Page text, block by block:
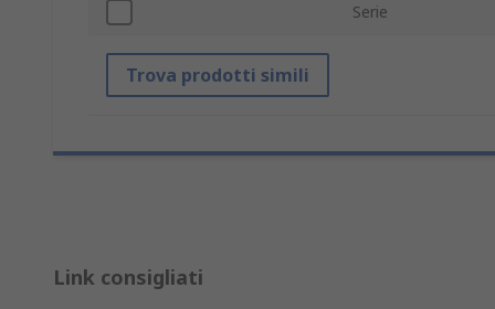
Serie
Trova prodotti simili
Link consigliati